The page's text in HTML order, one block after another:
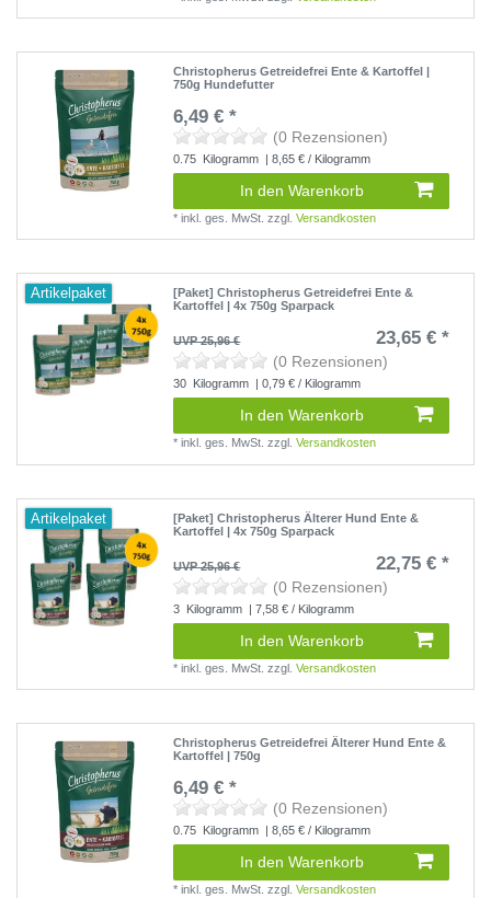
Christopherus Getreidefrei Ente & Kartoffel |
750g Hundefutter
6,49 € *
(0 Rezensionen)
0.75 Kilogramm | 8,65 € / Kilogramm
In den Warenkorb
*inkl. ges. MwSt. zzgl.Versandkosten
Artikelpaket
[Paket] Christopherus Getreidefrei Ente &
Kartoffel | 4x 750g Sparpack
UVP 25,96 € 23,65 € *
(0 Rezensionen)
30 Kilogramm | 0,79 € / Kilogramm
In den Warenkorb
*inkl. ges. MwSt. zzgl.Versandkosten
Artikelpaket
[Paket] Christopherus Älterer Hund Ente &
Kartoffel | 4x 750g Sparpack
UVP 25,96 € 22,75 € *
(0 Rezensionen)
3 Kilogramm | 7,58 € / Kilogramm
In den Warenkorb
*inkl. ges. MwSt. zzgl.Versandkosten
Christopherus Getreidefrei Älterer Hund Ente &
Kartoffel | 750g
6,49 € *
(0 Rezensionen)
0.75 Kilogramm | 8,65 € / Kilogramm
In den Warenkorb
*inkl. ges. MwSt. zzgl.Versandkosten